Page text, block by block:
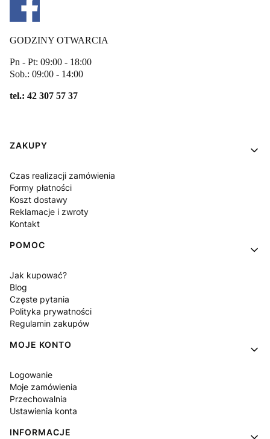
GODZINY OTWARCIA
Pn - Pt: 09:00 - 18:00
Sob.: 09:00 - 14:00
tel.: 42 307 57 37
Linki w stopce
ZAKUPY
Czas realizacji zamówienia
Formy płatności
Koszt dostawy
Reklamacje i zwroty
Kontakt
POMOC
Jak kupować?
Blog
Częste pytania
Polityka prywatności
Regulamin zakupów
MOJE KONTO
Logowanie
Moje zamówienia
Przechowalnia
Ustawienia konta
INFORMACJE